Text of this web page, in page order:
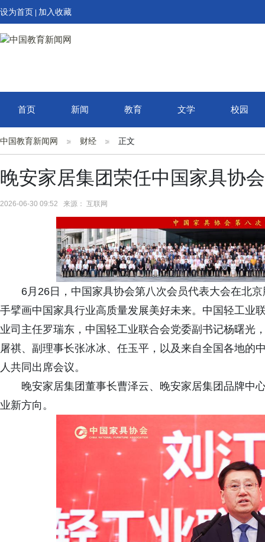
设为首页 加入收藏
首页 新闻 教育 文学 校园
中国教育新闻网 财经 正文
晚安家居集团荣任中国家具协
2026-06-30 09:52 来源： 互联网
6月26日，中国家具协会第八次会员代表大会在北
手擘画中国家具行业高质量发展美好未来。中国轻工业
业司主任罗瑞东，中国轻工业联合会党委副书记杨曙光
屠祺、副理事长张冰冰、任玉平，以及来自全国各地的
人共同出席会议。
晚安家居集团董事长曹泽云、晚安家居集团品牌中
业新方向。